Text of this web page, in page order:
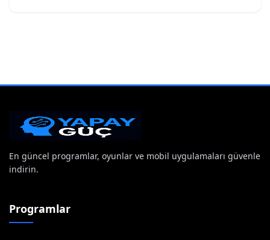
En güncel programlar, oyunlar ve mobil uygulamaları güvenle
indirin.
Programlar